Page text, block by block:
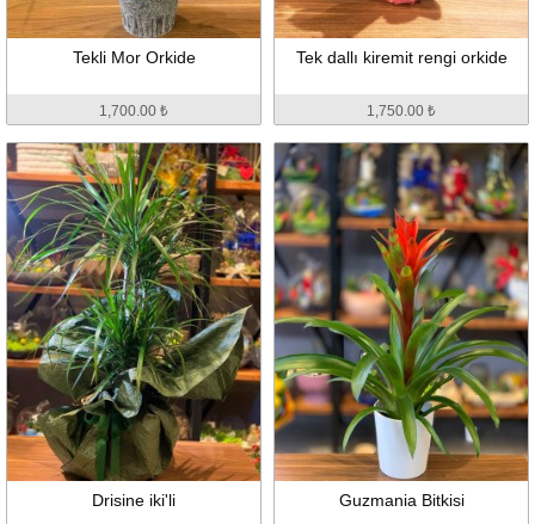
Tekli Mor Orkide
1,700.00 ₺
Tek dallı kiremit rengi orkide
1,750.00 ₺
Drisine iki'li Guzmania Bitkisi